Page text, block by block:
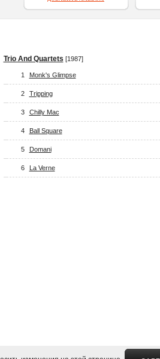
Trio And Quartets [1987]
1 Monk's Glimpse
2 Tripping
3 Chilly Mac
4 Ball Square
5 Domani
6 La Verne